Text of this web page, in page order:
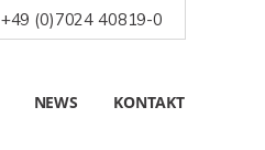
+49 (0)7024 40819-0
NEWS KONTAKT